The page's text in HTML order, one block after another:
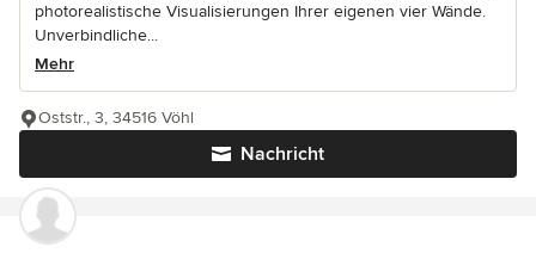
photorealistische Visualisierungen Ihrer eigenen vier Wände.
Unverbindliche...
Mehr
Nachricht
Oststr., 3, 34516 Vöhl